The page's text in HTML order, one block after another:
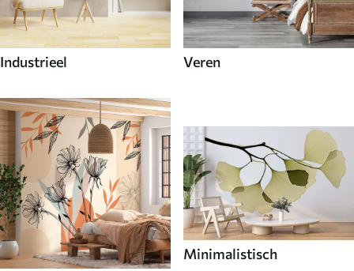
Industrieel Veren
Minimalistisch